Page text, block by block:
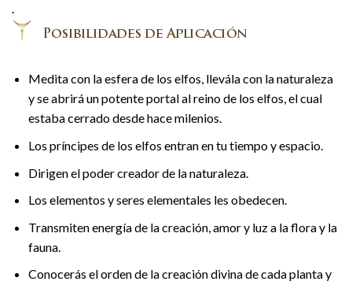
.
Medita con la esfera de los elfos, llevála con la naturaleza
y se abrirá un potente portal al reino de los elfos, el cual
estaba cerrado desde hace milenios.
Los príncipes de los elfos entran en tu tiempo y espacio.
Dirigen el poder creador de la naturaleza.
Los elementos y seres elementales les obedecen.
Transmiten energía de la creación, amor y luz a la flora y la
fauna.
Conocerás el orden de la creación divina de cada planta y